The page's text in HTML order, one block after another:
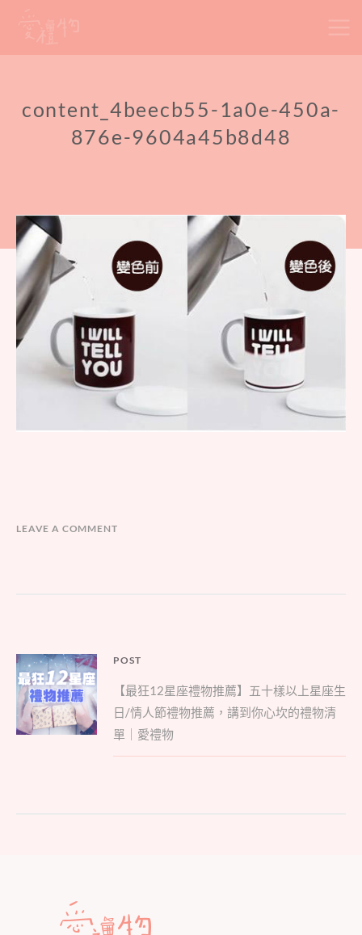
content_4beecb55-1a0e-450a-
876e-9604a45b8d48
LEAVE A COMMENT
文
章
導
覽
POST
Parent
post:
【最狂12星座禮物推薦】五十樣以上星座生
日/情人節禮物推薦，講到你心坎的禮物清
單｜愛禮物